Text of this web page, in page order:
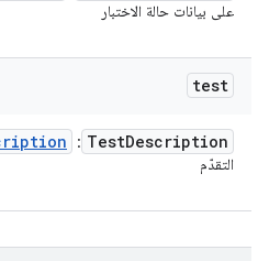
على بيانات حالة الاختبار
test
TestDescription
: ‏
التقدّم